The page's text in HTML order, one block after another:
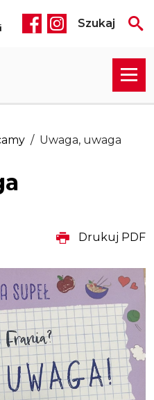
Przejdź do treści
Social media
Szukaj
Uwaga, uwaga
Drukuj PDF